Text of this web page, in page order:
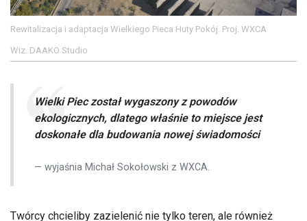
Rewitalizacja i adaptacja Wielkiego Pieca Huty Pokój. Proj. WXCA
Wiz. DAAKO Studio
Wielki Piec został wygaszony z powodów
ekologicznych, dlatego właśnie to miejsce jest
doskonałe dla budowania nowej świadomości
wyjaśnia Michał Sokołowski z WXCA.
Twórcy chcieliby zazielenić nie tylko teren, ale również